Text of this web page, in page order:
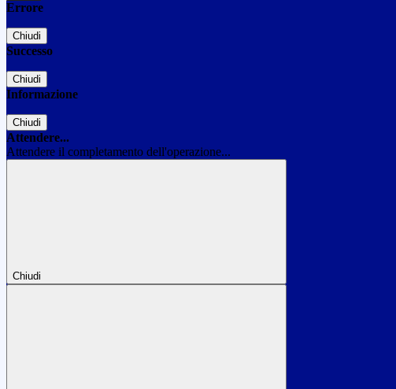
Errore
Chiudi
Successo
Chiudi
Informazione
Chiudi
Attendere...
Attendere il completamento dell'operazione...
Chiudi